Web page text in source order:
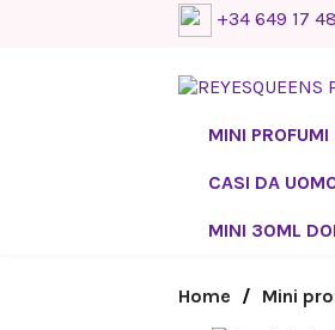
+34 649 17
MINI
CASI DA
MINI 30ML
Home Mini